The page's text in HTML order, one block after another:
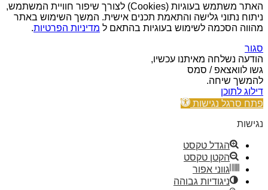
האתר משתמש בעוגיות (Cookies) לצורך שיפור חוויית המשתמש,
ניתוח נתוני גלישה והתאמת תכנים אישית. המשך השימוש באתר
מהווה הסכמה לשימוש בעוגיות בהתאם ל מדיניות הפרטיות.
סגור
הודעה נשלחה מאיתנו עכשיו,
גשו לוואצאפ / סמס
להמשך שיחה.
דילוג לתוכן
פתח סרגל נגישות
נגישות
הגדל טקסט
הקטן טקסט
גווני אפור
ניגודיות גבוהה